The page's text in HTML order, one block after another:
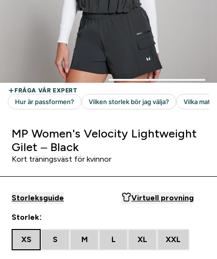
MP Women's Velocity Lightweight
Gilet – Black
Kort träningsväst för kvinnor
Storleksguide Virtuell provning
Storlek:
XS S M L XL XXL